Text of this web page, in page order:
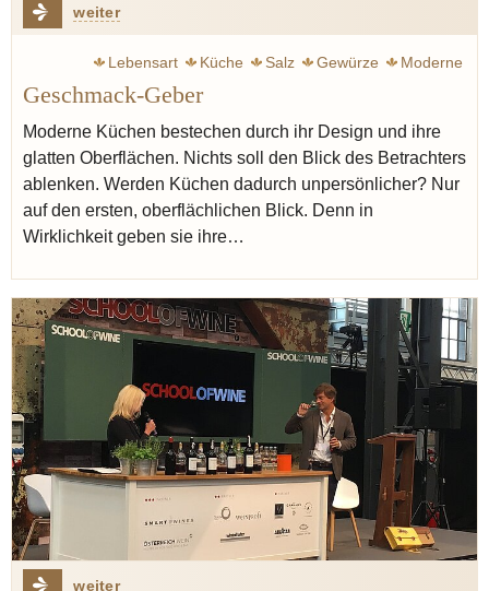
weiter
Lebensart Küche Salz Gewürze Moderne
Geschmack-Geber
Moderne Küchen bestechen durch ihr Design und ihre
glatten Oberflächen. Nichts soll den Blick des Betrachters
ablenken. Werden Küchen dadurch unpersönlicher? Nur
auf den ersten, oberflächlichen Blick. Denn in
Wirklichkeit geben sie ihre…
weiter